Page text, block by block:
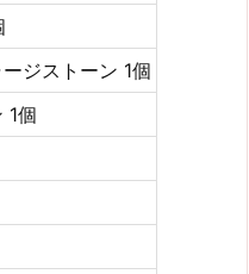
ジストーン 1個
1個